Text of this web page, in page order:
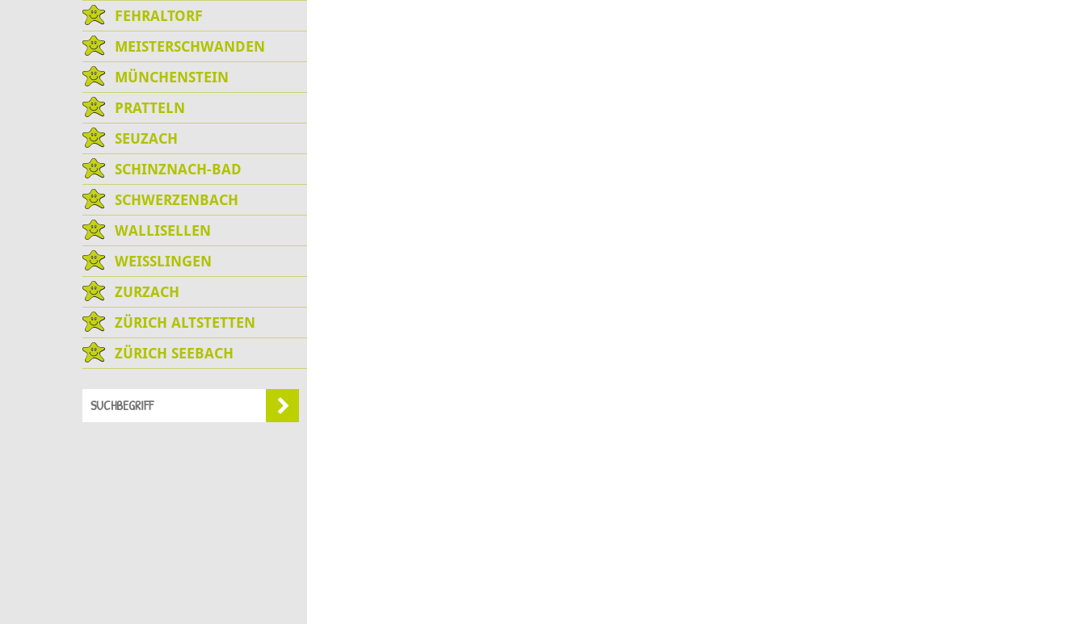
FEHRALTORF
MEISTERSCHWANDEN
MÜNCHENSTEIN
PRATTELN
SEUZACH
SCHINZNACH-BAD
SCHWERZENBACH
WALLISELLEN
WEISSLINGEN
ZURZACH
ZÜRICH ALTSTETTEN
ZÜRICH SEEBACH